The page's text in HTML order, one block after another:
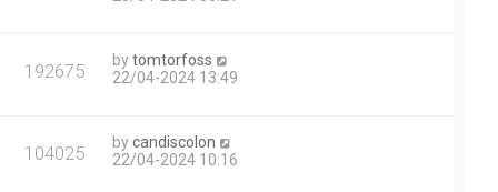
192675 bytomtorfoss
22/04-2024 13:49
104025 bycandiscolon
22/04-2024 10:16